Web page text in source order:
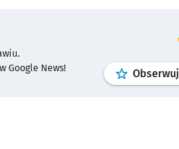
Google News!
Obserwuj